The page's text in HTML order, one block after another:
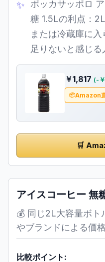
ポッカサッポロ
糖 1.5Lの利点：
または冷蔵庫に
足りないと感じる
￥1,817 (-
Amazon
🛒
アイスコーヒー 無
💰 同じ2L大容量ボト
やブランドによる価
比較ポイント: